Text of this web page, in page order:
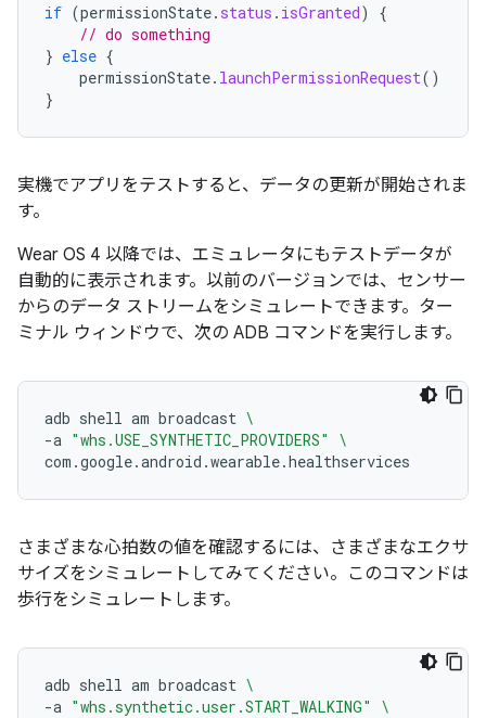
if (permissionState. status . isGranted)
{
// do something
} else {
permissionState. launchPermissionRequest()
}
実機でアプリをテストすると、データの更新が開始されま
す。
Wear OS 4 以降では、エミュレータにもテストデータが
自動的に表示されます。以前のバージョンでは、センサー
からのデータ ストリームをシミュレートできます。ター
ミナル ウィンドウで、次の ADB コマンドを実行します。
adb shell am broadcast \
-a "whs.USE_SYNTHETIC_PROVIDERS"
\
さまざまな心拍数の値を確認するには、さまざまなエクサ
サイズをシミュレートしてみてください。このコマンドは
歩行をシミュレートします。
adb shell am broadcast \
-a "whs.synthetic.user.START_WALKING"
\